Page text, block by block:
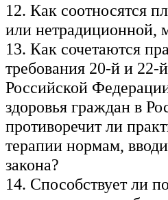
12. Как соотносятся
или нетрадиционной,
13. Как сочетаются
требования 20-й и 22-
Российской
здоровья граждан в
противоречит ли
терапии нормам,
закона?
14. Способствует ли